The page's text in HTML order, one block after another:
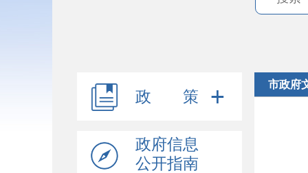
政 策
政府信息
公开指南
市政府